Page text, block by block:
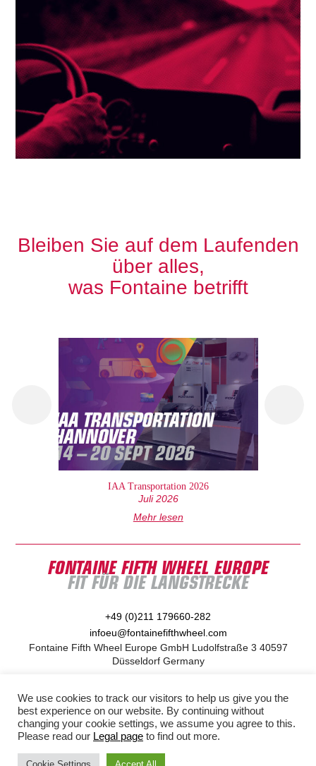
Bleiben Sie auf dem Laufenden
über alles,
was Fontaine betrifft
IAA Transportation 2026
Juli 2026
Mehr lesen
FONTAINE FIFTH WHEEL EUROPE
FIT FÜR DIE LANGSTRECKE
+49 (0)211 179660-282
infoeu@fontainefifthwheel.com
Fontaine Fifth Wheel Europe GmbH Ludolfstraße 3 40597
Düsseldorf Germany
Environment
Conditions of sale
Warranty
Quality
© 2026 Fontaine Fifth Wheel Europe
Ein Marmon | Berkshire Hathaway Unternehmen
We use cookies to track our visitors to help us give you the
best experience on our website. By continuing without
changing your cookie settings, we assume you agree to this.
Please read our Legal page to find out more.